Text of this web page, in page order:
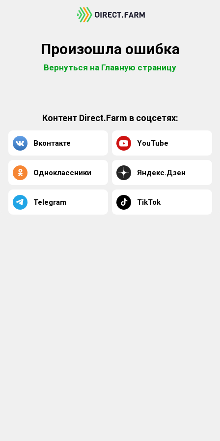
Произошла ошибка
Вернуться на Главную страницу
Контент Direct.Farm в соцсетях:
Вконтакте YouTube
Одноклассники Яндекс.Дзен
Telegram TikTok